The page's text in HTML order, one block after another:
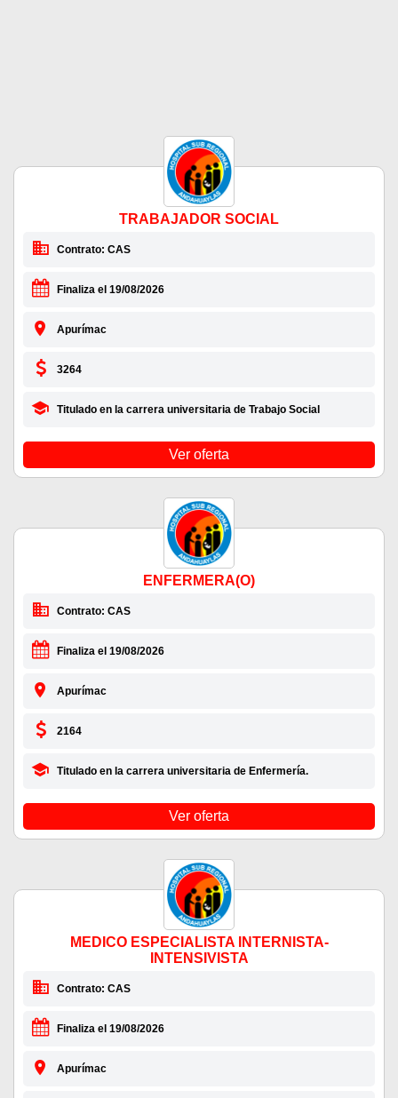
TRABAJADOR SOCIAL
Contrato: CAS
Finaliza el 19/08/2026
Apurímac
3264
Titulado en la carrera universitaria de Trabajo Social
Ver oferta
ENFERMERA(O)
Contrato: CAS
Finaliza el 19/08/2026
Apurímac
2164
Titulado en la carrera universitaria de Enfermería.
Ver oferta
MEDICO ESPECIALISTA INTERNISTA-
INTENSIVISTA
Contrato: CAS
Finaliza el 19/08/2026
Apurímac